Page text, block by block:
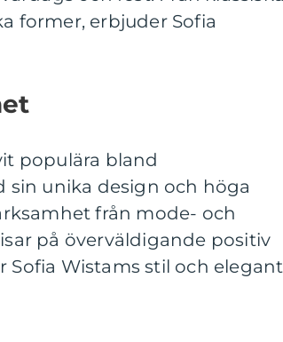
former, erbjuder Sofia
populära bland
sin unika design och höga
från mode- och
på överväldigande positiv
Wistams stil och